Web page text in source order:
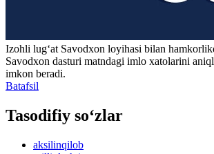
Izohli lugʻat Savodxon loyihasi bilan
Savodxon dasturi matndagi imlo xatolarini
imkon beradi.
Batafsil
Tasodifiy so‘zlar
aksilinqilob